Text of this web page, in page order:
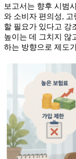
보고서는 향후 시범
와 소비자 편의성,
할 필요가 있다고 강
높이는 데 그치지 않
하는 방향으로 제도